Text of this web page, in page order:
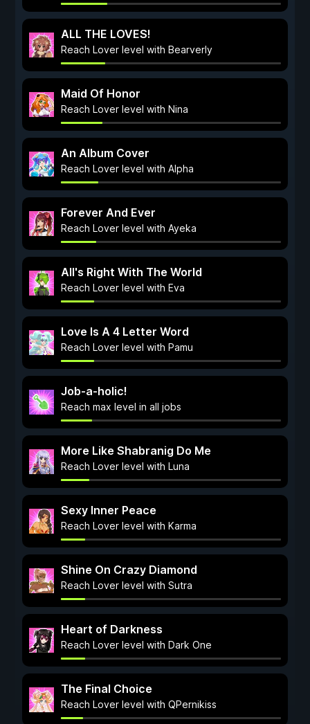
ALL THE LOVES!
Reach Lover level with Bearverly
Maid Of Honor
Reach Lover level with Nina
An Album Cover
Reach Lover level with Alpha
Forever And Ever
Reach Lover level with Ayeka
All's Right With The World
Reach Lover level with Eva
Love Is A 4 Letter Word
Reach Lover level with Pamu
Job-a-holic!
Reach max level in all jobs
More Like Shabranig Do Me
Reach Lover level with Luna
Sexy Inner Peace
Reach Lover level with Karma
Shine On Crazy Diamond
Reach Lover level with Sutra
Heart of Darkness
Reach Lover level with Dark One
The Final Choice
Reach Lover level with QPernikiss